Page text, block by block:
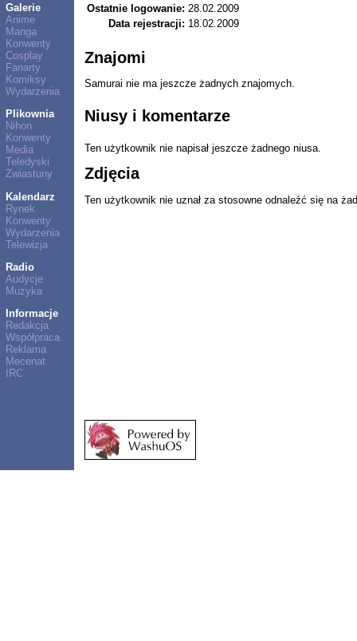
Galerie
Anime
Manga
Konwenty
Cosplay
Fanarty
Komiksy
Wydarzenia
Plikownia
Nihon
Konwenty
Media
Teledyski
Zwiastuny
Kalendarz
Rynek
Konwenty
Wydarzenia
Telewizja
Radio
Audycje
Muzyka
Informacje
Redakcja
Współpraca
Reklama
Mecenat
IRC
Ostatnie logowanie: 28.02.2009
Data rejestracji: 18.02.2009
Znajomi
Samurai nie ma jeszcze żadnych znajomych.
Niusy i komentarze
Ten użytkownik nie napisał jeszcze żadnego niusa.
Zdjęcia
Ten użytkownik nie uznał za stosowne odnaleźć się na